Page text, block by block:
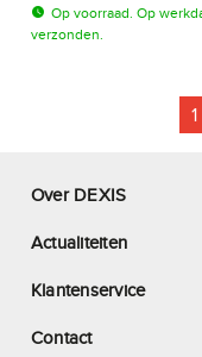
Op voorraad. Op
verzonden.
1
Over DEXIS
Actualiteiten
Klantenservice
Contact